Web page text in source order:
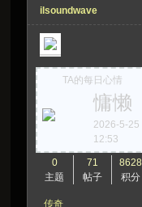
ilsoundwave
TA的每日心情
慵懒
2026-5-25
12:53
0
主题
71
帖子
8628
积分
传奇